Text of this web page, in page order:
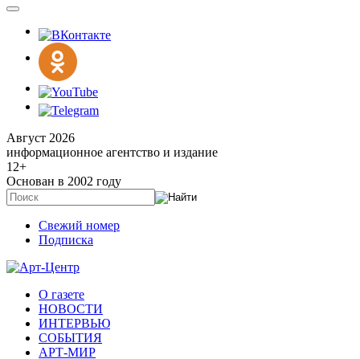
Август 2026
информационное агентство и издание
12+
Основан в 2002 году
Свежий номер
Подписка
О газете
НОВОСТИ
ИНТЕРВЬЮ
СОБЫТИЯ
АРТ-МИР